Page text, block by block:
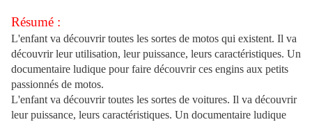
Résumé :
L'enfant va découvrir toutes les sortes de motos qui existent. Il va
découvrir leur utilisation, leur puissance, leurs caractéristiques. Un
documentaire ludique pour faire découvrir ces engins aux petits
passionnés de motos.
L'enfant va découvrir toutes les sortes de voitures. Il va découvrir
leur puissance, leurs caractéristiques. Un documentaire ludique